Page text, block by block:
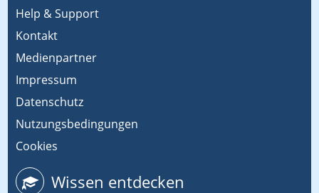
Help & Support
Kontakt
Medienpartner
Impressum
Datenschutz
Nutzungsbedingungen
Cookies
Wissen entdecken